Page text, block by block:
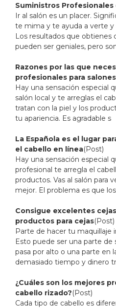
Suministros Profesionales
Ir al salón es un placer.
te mima y te ayuda a verte
Los resultados que obtienes
pueden ser geniales, pero
Razones por las que
profesionales para salones
Hay una sensación especial
salón local y te arreglas el
tratan con la piel y los
tu apariencia. Es agradable s
La Española es el lugar
el cabello en línea(Post)
Hay una sensación especial
profesional te arregla el
productos. Vas al salón para
mejor. El problema es que
Consigue excelentes
productos para cejas(Post)
Parte de hacer tu maquillaje
Esto puede ser una parte de
pasa por alto o una parte en
demasiado tiempo y dinero
¿Cuáles son los mejores
cabello rizado?(Post)
Cada tipo de cabello es